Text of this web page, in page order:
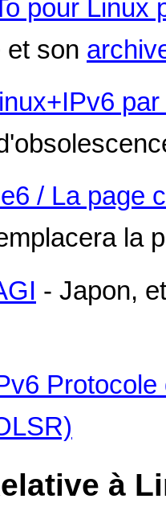
pour Linux
et son
/ La page
la
- Japon,
à